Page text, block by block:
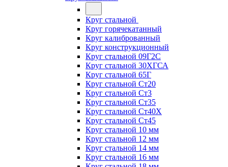
Круг стальной
Круг горячекатанный
Круг калиброванный
Круг конструкционный
Круг стальной 09Г2С
Круг стальной 30ХГСА
Круг стальной 65Г
Круг стальной Ст20
Круг стальной Ст3
Круг стальной Ст35
Круг стальной Ст40Х
Круг стальной Ст45
Круг стальной 10 мм
Круг стальной 12 мм
Круг стальной 14 мм
Круг стальной 16 мм